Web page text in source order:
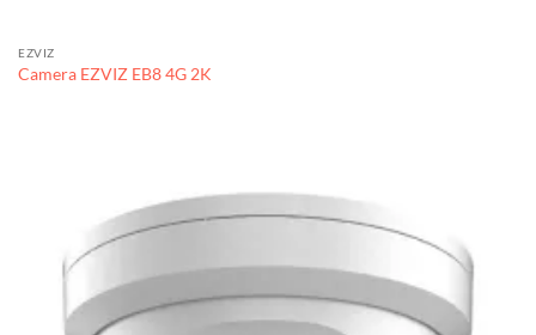
EZVIZ
Camera EZVIZ EB8 4G 2K